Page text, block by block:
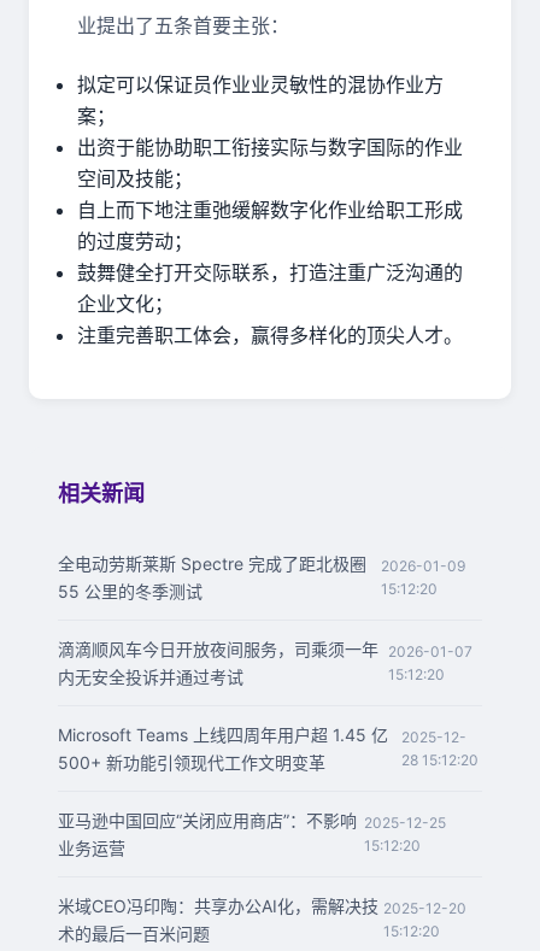
业提出了五条首要主张：
拟定可以保证员作业业灵敏性的混协作业方
案；
出资于能协助职工衔接实际与数字国际的作业
空间及技能；
自上而下地注重弛缓解数字化作业给职工形成
的过度劳动；
鼓舞健全打开交际联系，打造注重广泛沟通的
企业文化；
注重完善职工体会，赢得多样化的顶尖人才。
相关新闻
全电动劳斯莱斯 Spectre 完成了距北极圈
55 公里的冬季测试
2026-01-09
15:12:20
滴滴顺风车今日开放夜间服务，司乘须一年
内无安全投诉并通过考试
2026-01-07
15:12:20
Microsoft Teams 上线四周年用户超 1.45 亿
500+ 新功能引领现代工作文明变革
2025-12-
28 15:12:20
亚马逊中国回应“关闭应用商店”：不影响
业务运营
2025-12-25
15:12:20
米域CEO冯印陶：共享办公AI化，需解决技
术的最后一百米问题
2025-12-20
15:12:20